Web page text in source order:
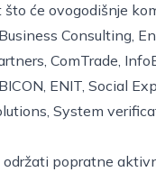
će ovogodišnje
Consulting,
ComTrade,
ENIT, Social
System
održati popratne